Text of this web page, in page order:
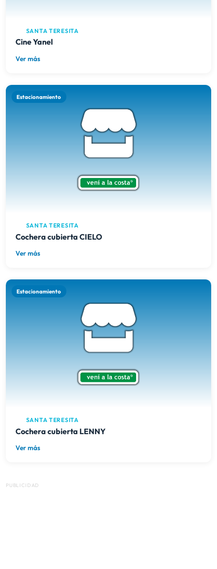
SANTA TERESITA
Cine Yanel
Ver más
Estacionamiento
SANTA TERESITA
Cochera cubierta CIELO
Ver más
Estacionamiento
SANTA TERESITA
Cochera cubierta LENNY
Ver más
PUBLICIDAD